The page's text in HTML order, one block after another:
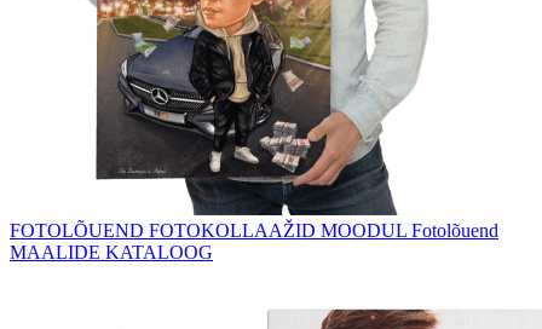
FOTOLÕUEND FOTOKOLLAAŽID MOODUL Fotolõuend
MAALIDE KATALOOG